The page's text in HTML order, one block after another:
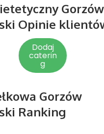
Gorzów
Opinie
Dodaj
caterin
g
Gorzów
Ranking